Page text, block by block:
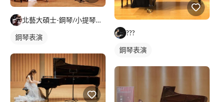
北藝大碩士-鋼琴/小提琴范老師
鋼琴表演
???
鋼琴表演